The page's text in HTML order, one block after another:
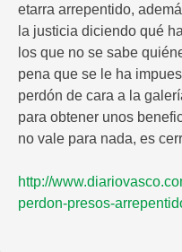
etarra arrepentido,
la justicia diciendo qué
los que no se sabe
pena que se le ha
perdón de cara a la
para obtener unos
no vale para nada, es
http://
perdon-presos-